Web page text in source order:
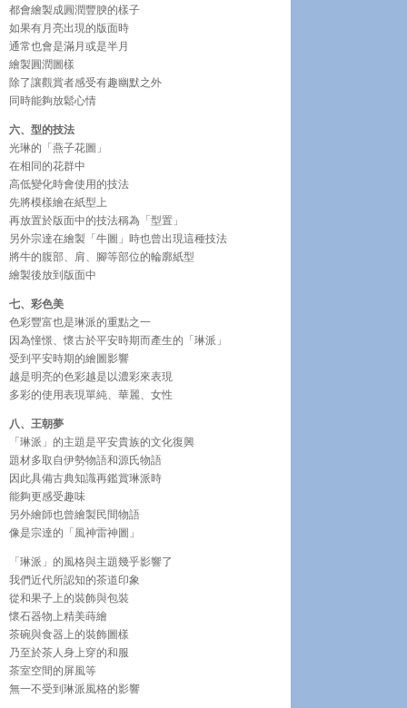
都會繪製成圓潤豐腴的樣子
如果有月亮出現的版面時
通常也會是滿月或是半月
繪製圓潤圖樣
除了讓觀賞者感受有趣幽默之外
同時能夠放鬆心情
六、型的技法
光琳的「燕子花圖」
在相同的花群中
高低變化時會使用的技法
先將模樣繪在紙型上
再放置於版面中的技法稱為「型置」
另外宗達在繪製「牛圖」時也曾出現這種技法
將牛的腹部、肩、腳等部位的輪廓紙型
繪製後放到版面中
七、彩色美
色彩豐富也是琳派的重點之一
因為憧憬、懷古於平安時期而產生的「琳派」
受到平安時期的繪圖影響
越是明亮的色彩越是以濃彩來表現
多彩的使用表現單純、華麗、女性
八、王朝夢
「琳派」的主題是平安貴族的文化復興
題材多取自伊勢物語和源氏物語
因此具備古典知識再鑑賞琳派時
能夠更感受趣味
另外繪師也曾繪製民間物語
像是宗達的「風神雷神圖」
「琳派」的風格與主題幾乎影響了
我們近代所認知的茶道印象
從和果子上的裝飾與包裝
懷石器物上精美蒔繪
茶碗與食器上的裝飾圖樣
乃至於茶人身上穿的和服
茶室空間的屏風等
無一不受到琳派風格的影響